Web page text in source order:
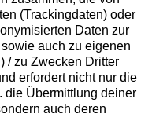
(Trackingdaten) oder
Daten zur
auch zu eigenen
/ zu Zwecken Dritter
erfordert nicht nur die
die Übermittlung deiner
auch deren